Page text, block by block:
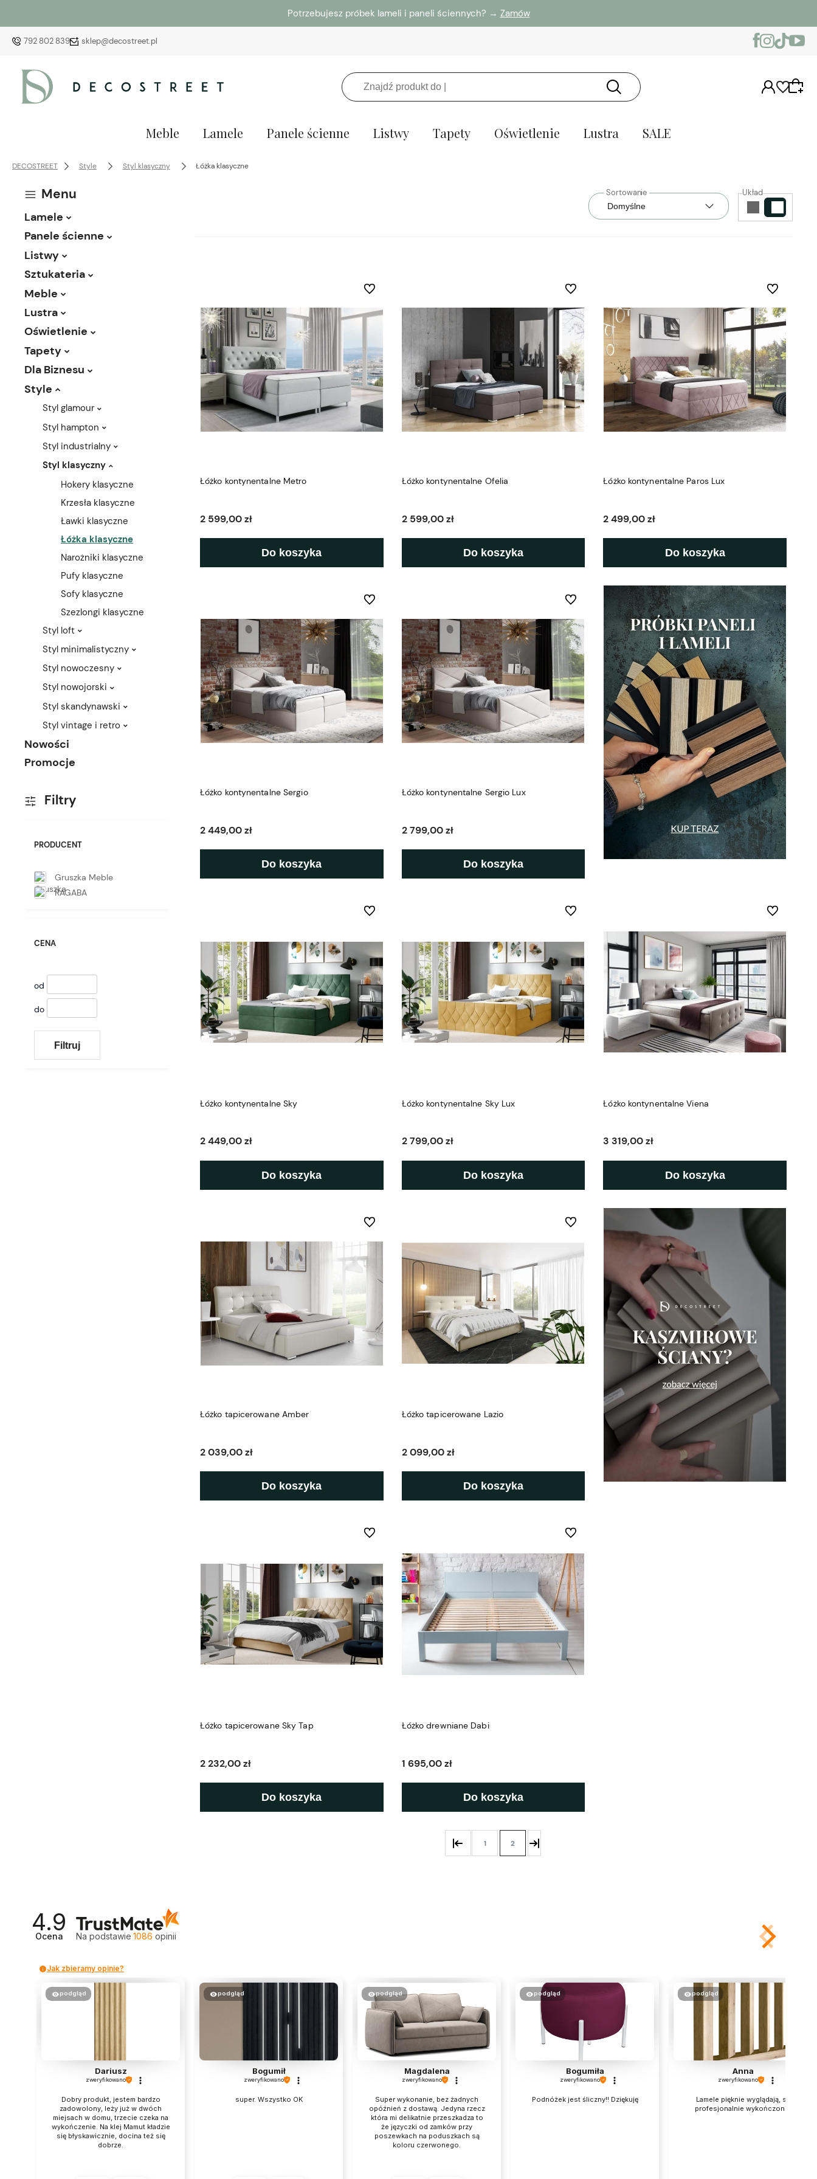
Potrzebujesz próbek lameli i paneli ściennych? → Zamów
792 802 839 sklep@decostreet.pl
Meble Lamele Panele ścienne Listwy Tapety Oświetlenie Lustra SALE
DECOSTREET Style Styl klasyczny Łóżka klasyczne
Menu
Lamele
Panele ścienne
Listwy
Sztukateria
Meble
Lustra
Oświetlenie
Tapety
Dla Biznesu
Style
Styl glamour
Styl hampton
Styl industrialny
Styl klasyczny
Hokery klasyczne
Krzesła klasyczne
Ławki klasyczne
Łóżka klasyczne
Narożniki klasyczne
Pufy klasyczne
Sofy klasyczne
Szezlongi klasyczne
Styl loft
Styl minimalistyczny
Styl nowoczesny
Styl nowojorski
Styl skandynawski
Styl vintage i retro
Nowości
Promocje
Filtry
PRODUCENT
Gruszka Meble
RAGABA
CENA
od
do
Filtruj
Układ
Łóżko kontynentalne Metro
2 599,00 zł
Do koszyka
Do ulubionych
Łóżko kontynentalne Ofelia
2 599,00 zł
Do koszyka
Do ulubionych
Łóżko kontynentalne Paros Lux
2 499,00 zł
Do koszyka
Do ulubionych
Łóżko kontynentalne Sergio
2 449,00 zł
Do koszyka
Do ulubionych
Łóżko kontynentalne Sergio Lux
2 799,00 zł
Do koszyka
Do ulubionych
Łóżko kontynentalne Sky
2 449,00 zł
Do koszyka
Do ulubionych
Łóżko kontynentalne Sky Lux
2 799,00 zł
Do koszyka
Do ulubionych
Łóżko kontynentalne Viena
3 319,00 zł
Do koszyka
Do ulubionych
Łóżko tapicerowane Amber
2 039,00 zł
Do koszyka
Do ulubionych
Łóżko tapicerowane Lazio
2 099,00 zł
Do koszyka
Do ulubionych
Łóżko tapicerowane Sky Tap
2 232,00 zł
Do koszyka
Do ulubionych
Łóżko drewniane Dabi
1 695,00 zł
Do koszyka
Do ulubionych
1 2
4.9
Ocena Na podstawie 1086 opinii
Jak zbieramy opinie?
podgląd
Dariusz
zweryfikowano
Dobry produkt, jestem bardzo
zadowolony, leży już w dwóch
miejsach w domu, trzecie czeka na
wykończenie. Na klej Mamut kładzie
się błyskawicznie, docina też się
dobrze.
podgląd
Bogumił
zweryfikowano
super. Wszystko OK
podgląd
Magdalena
zweryfikowano
Super wykonanie, bez żadnych
opóźnień z dostawą. Jedyna rzecz
która mi delikatnie przeszkadza to
że języczki od zamków przy
poszewkach na poduszkach są
koloru czerwonego.
podgląd
Bogumiła
zweryfikowano
Podnóżek jest śliczny!! Dziękuję
podgląd
Anna
zweryfikowano
Lamele pięknie wyglądają, są
profesjonalnie wykończone.